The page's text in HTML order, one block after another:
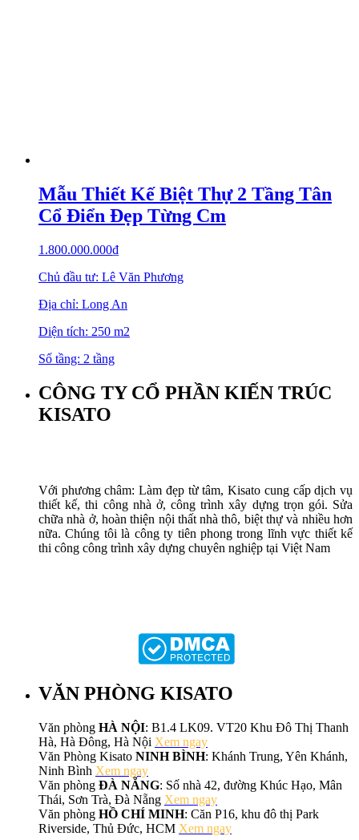
Mẫu Thiết Kế Biệt Thự 2 Tầng Tân
Cổ Điển Đẹp Từng Cm
1.800.000.000₫
Chủ đầu tư: Lê Văn Phương
Địa chỉ: Long An
Diện tích: 250 m2
Số tầng: 2 tầng
CÔNG TY CỔ PHẦN KIẾN TRÚC
KISATO
Với phương châm: Làm đẹp từ tâm, Kisato cung cấp dịch vụ
thiết kế, thi công nhà ở, công trình xây dựng trọn gói. Sửa
chữa nhà ở, hoàn thiện nội thất nhà thô, biệt thự và nhiều hơn
nữa. Chúng tôi là công ty tiên phong trong lĩnh vực thiết kế
thi công công trình xây dựng chuyên nghiệp tại Việt Nam
VĂN PHÒNG KISATO
Văn phòng HÀ NỘI: B1.4 LK09. VT20 Khu Đô Thị Thanh
Hà, Hà Đông, Hà Nội Xem ngay
Văn Phòng Kisato NINH BÌNH: Khánh Trung, Yên Khánh,
Ninh Bình Xem ngay
Văn phòng ĐÀ NẴNG: Số nhà 42, đường Khúc Hạo, Mân
Thái, Sơn Trà, Đà Nẵng Xem ngay
Văn phòng HỒ CHÍ MINH: Căn P16, khu đô thị Park
Riverside, Thủ Đức, HCM Xem ngay